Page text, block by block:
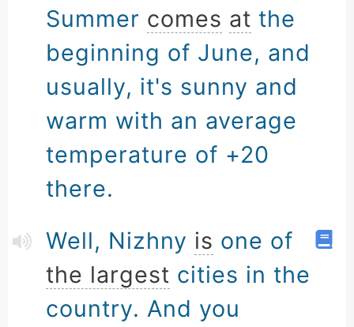
Summer comes at the
beginning of June, and
usually, it's sunny and
warm with an average
temperature of +20
there.
Well, Nizhny is one of
the largest cities in the
country. And you